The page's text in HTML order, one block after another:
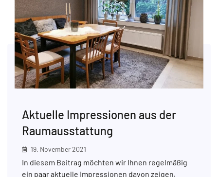
Aktuelle Impressionen aus der
Raumausstattung
19. November 2021
In diesem Beitrag möchten wir Ihnen regelmäßig
ein paar aktuelle Impressionen davon zeigen,